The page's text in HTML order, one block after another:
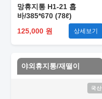
망휴지통 H1-21 홉
바/385*670 (78ℓ)
125,000 원
상세보기
야외휴지통/재떨이
국산